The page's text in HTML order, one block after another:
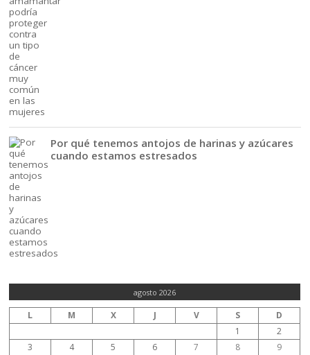
Por qué tenemos antojos de harinas y azúcares
cuando estamos estresados
agosto 2026
L M X J V S
D
1
2
3
4 5 6 7 8 9